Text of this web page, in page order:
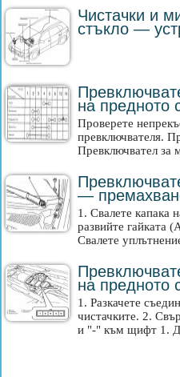
Чистачки и
стъкло —
на предното
Проверете
превключвателя.
Превключвател за
—
1. Свалете капака
развийте гайката
Свалете
на предното
1. Разкачете
чистачките. 2.
и "-" към щифт 1.